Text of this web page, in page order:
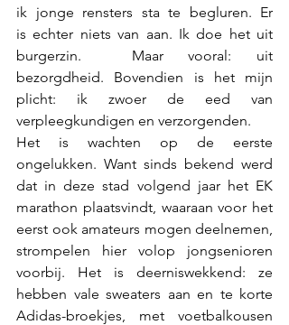
ik jonge rensters sta te begluren. Er
is echter niets van aan. Ik doe het uit
burgerzin.  Maar vooral: uit
bezorgdheid. Bovendien is het mijn
plicht: ik zwoer de eed van
verpleegkundigen en verzorgenden.
Het is wachten op de eerste
ongelukken. Want sinds bekend werd
dat in deze stad volgend jaar het EK
marathon plaatsvindt, waaraan voor het
eerst ook amateurs mogen deelnemen,
strompelen hier volop jongsenioren
voorbij. Het is deerniswekkend: ze
hebben vale sweaters aan en te korte
Adidas-broekjes, met voetbalkousen